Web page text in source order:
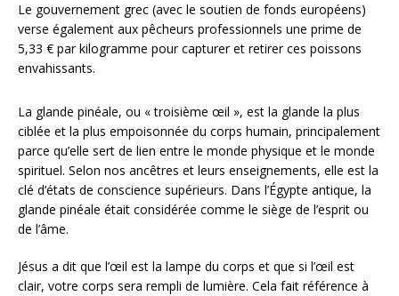
Le gouvernement grec (avec le soutien de fonds européens)
verse également aux pêcheurs professionnels une prime de
5,33 € par kilogramme pour capturer et retirer ces poissons
envahissants.
La glande pinéale, ou « troisième œil », est la glande la plus
ciblée et la plus empoisonnée du corps humain, principalement
parce qu’elle sert de lien entre le monde physique et le monde
spirituel. Selon nos ancêtres et leurs enseignements, elle est la
clé d’états de conscience supérieurs. Dans l’Égypte antique, la
glande pinéale était considérée comme le siège de l’esprit ou
de l’âme.
Jésus a dit que l’œil est la lampe du corps et que si l’œil est
clair, votre corps sera rempli de lumière. Cela fait référence à